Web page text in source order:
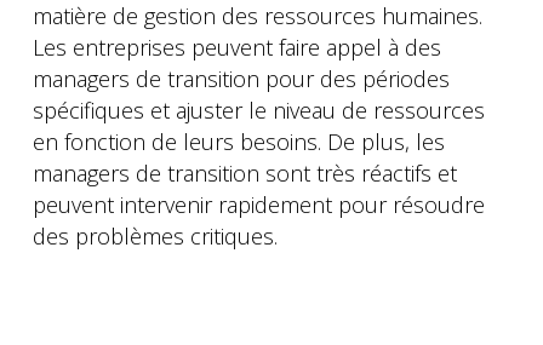
matière de gestion des ressources humaines.
Les entreprises peuvent faire appel à des
managers de transition pour des périodes
spécifiques et ajuster le niveau de ressources
en fonction de leurs besoins. De plus, les
managers de transition sont très réactifs et
peuvent intervenir rapidement pour résoudre
des problèmes critiques.